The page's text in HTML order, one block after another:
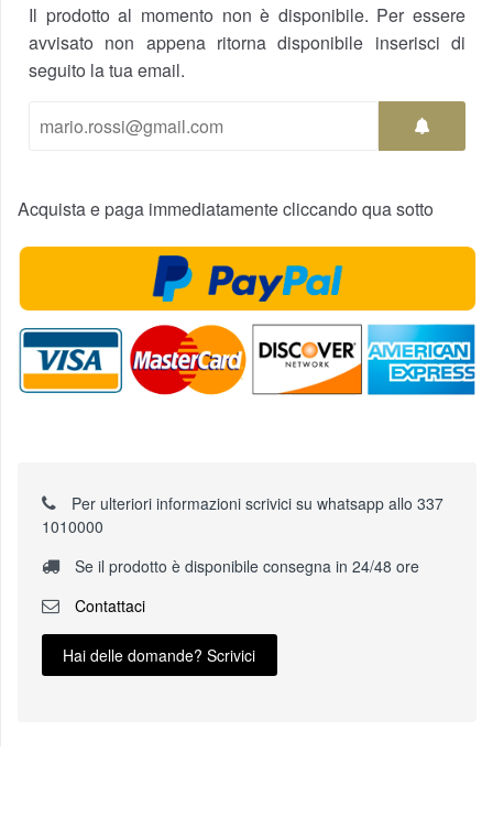
Il prodotto al momento non è disponibile. Per essere
avvisato non appena ritorna disponibile inserisci di
seguito la tua email.
Acquista e paga immediatamente cliccando qua sotto
Per ulteriori informazioni scrivici su whatsapp allo 337
1010000
Se il prodotto è disponibile consegna in 24/48 ore
Contattaci
Hai delle domande? Scrivici